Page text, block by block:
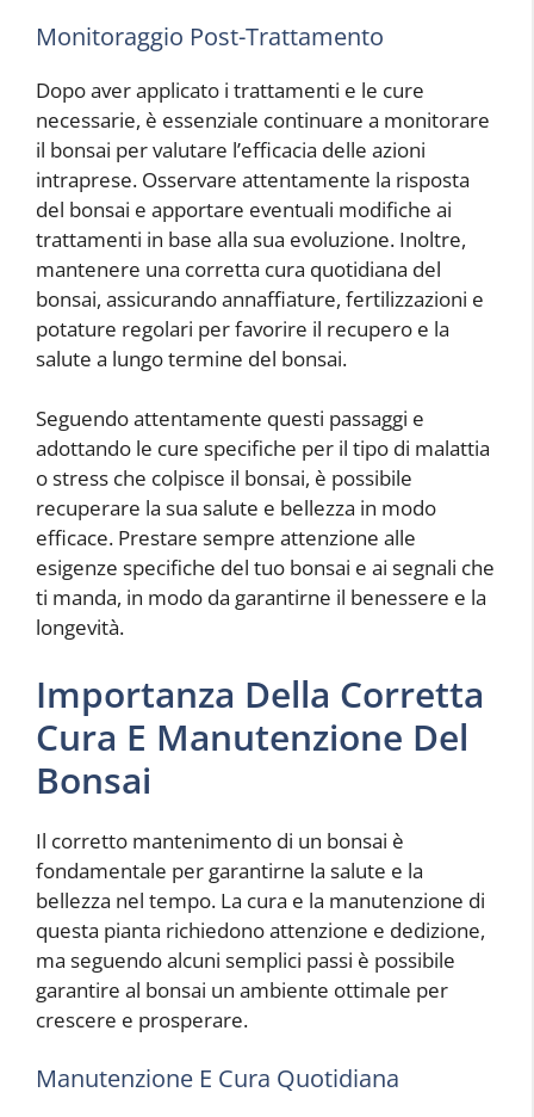
Monitoraggio Post-Trattamento
Dopo aver applicato i trattamenti e le cure
necessarie, è essenziale continuare a monitorare
il bonsai per valutare l’efficacia delle azioni
intraprese. Osservare attentamente la risposta
del bonsai e apportare eventuali modifiche ai
trattamenti in base alla sua evoluzione. Inoltre,
mantenere una corretta cura quotidiana del
bonsai, assicurando annaffiature, fertilizzazioni e
potature regolari per favorire il recupero e la
salute a lungo termine del bonsai.
Seguendo attentamente questi passaggi e
adottando le cure specifiche per il tipo di malattia
o stress che colpisce il bonsai, è possibile
recuperare la sua salute e bellezza in modo
efficace. Prestare sempre attenzione alle
esigenze specifiche del tuo bonsai e ai segnali che
ti manda, in modo da garantirne il benessere e la
longevità.
Importanza Della Corretta
Cura E Manutenzione Del
Bonsai
Il corretto mantenimento di un bonsai è
fondamentale per garantirne la salute e la
bellezza nel tempo. La cura e la manutenzione di
questa pianta richiedono attenzione e dedizione,
ma seguendo alcuni semplici passi è possibile
garantire al bonsai un ambiente ottimale per
crescere e prosperare.
Manutenzione E Cura Quotidiana